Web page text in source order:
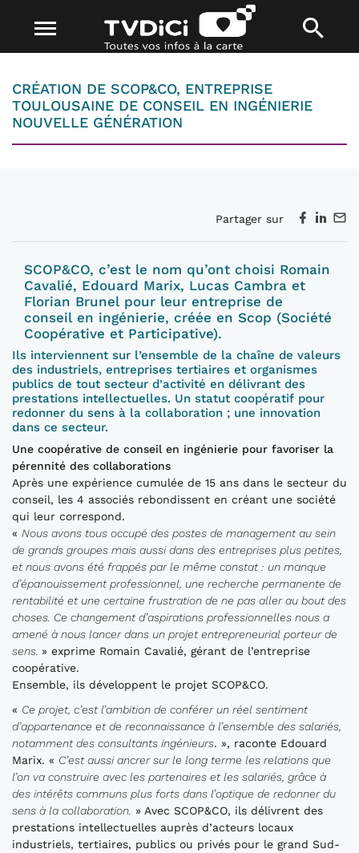
CRÉATION DE SCOP&CO, ENTREPRISE
TOULOUSAINE DE CONSEIL EN INGÉNIERIE
NOUVELLE GÉNÉRATION
Partager sur
SCOP&CO, c’est le nom qu’ont choisi Romain
Cavalié, Edouard Marix, Lucas Cambra et
Florian Brunel pour leur entreprise de
conseil en ingénierie, créée en Scop (Société
Coopérative et Participative).
Ils interviennent sur l’ensemble de la chaîne de valeurs
des industriels, entreprises tertiaires et organismes
publics de tout secteur d’activité en délivrant des
prestations intellectuelles. Un statut coopératif pour
redonner du sens à la collaboration ; une innovation
dans ce secteur.
Une coopérative de conseil en ingénierie pour favoriser la
pérennité des collaborations
Après une expérience cumulée de 15 ans dans le secteur du
conseil, les 4 associés rebondissent en créant une société
qui leur correspond.
« Nous avons tous occupé des postes de management au sein
de grands groupes mais aussi dans des entreprises plus petites,
et nous avons été frappés par le même constat : un manque
d’épanouissement professionnel, une recherche permanente de
rentabilité et une certaine frustration de ne pas aller au bout des
choses. Ce changement d’aspirations professionnelles nous a
amené à nous lancer dans un projet entrepreneurial porteur de
sens. » exprime Romain Cavalié, gérant de l’entreprise
coopérative.
Ensemble, ils développent le projet SCOP&CO.
« Ce projet, c’est l’ambition de conférer un réel sentiment
d’appartenance et de reconnaissance à l’ensemble des salariés,
notamment des consultants ingénieurs. », raconte Edouard
Marix. « C’est aussi ancrer sur le long terme les relations que
l’on va construire avec les partenaires et les salariés, grâce à
des intérêts communs plus forts dans l’optique de redonner du
sens à la collaboration. » Avec SCOP&CO, ils délivrent des
prestations intellectuelles auprès d’acteurs locaux
industriels, tertiaires, publics ou privés pour le grand Sud-